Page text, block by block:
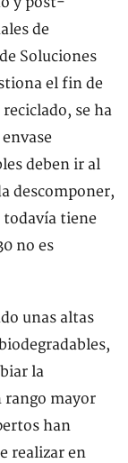
de
Soluciones
el fin de
se ha
deben ir al
descomponer,
todavía tiene
no es
unas altas
la
rango mayor
han
realizar en